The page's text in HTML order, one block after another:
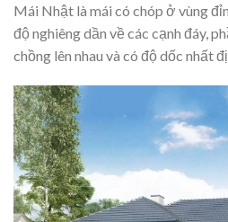
Mái Nhật là mái có chóp ở vùng
độ nghiêng dần về các cạnh đáy,
chồng lên nhau và có độ dốc nhất